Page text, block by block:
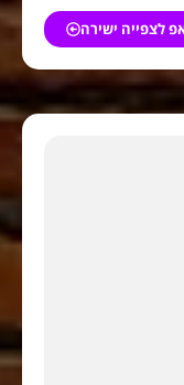
לצפייה ישירה